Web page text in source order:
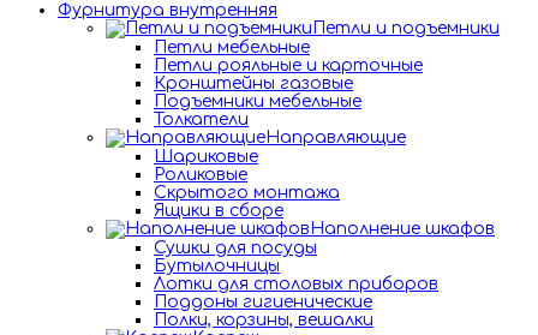
Фурнитура внутренняя
Петли и подъемники
Петли мебельные
Петли рояльные и карточные
Кронштейны газовые
Подъемники мебельные
Толкатели
Направляющие
Шариковые
Роликовые
Скрытого монтажа
Ящики в сборе
Наполнение шкафов
Сушки для посуды
Бутылочницы
Лотки для столовых приборов
Поддоны гигиенические
Полки, корзины, вешалки